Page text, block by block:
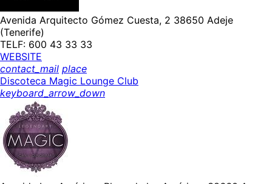
Avenida Arquitecto Gómez Cuesta, 2 38650 Adeje
(Tenerife)
TELF: 600 43 33 33
WEBSITE
contact_mail place
Discoteca Magic Lounge Club
keyboard_arrow_down